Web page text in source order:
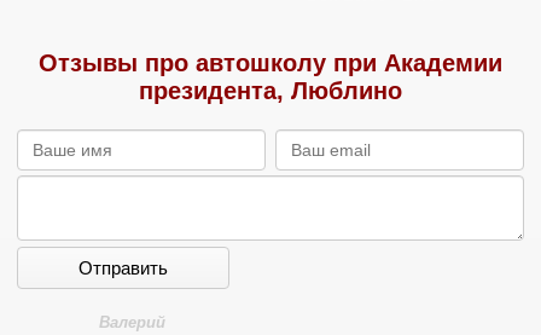
Отзывы про автошколу при Академии
президента, Люблино
Отправить
Валерий